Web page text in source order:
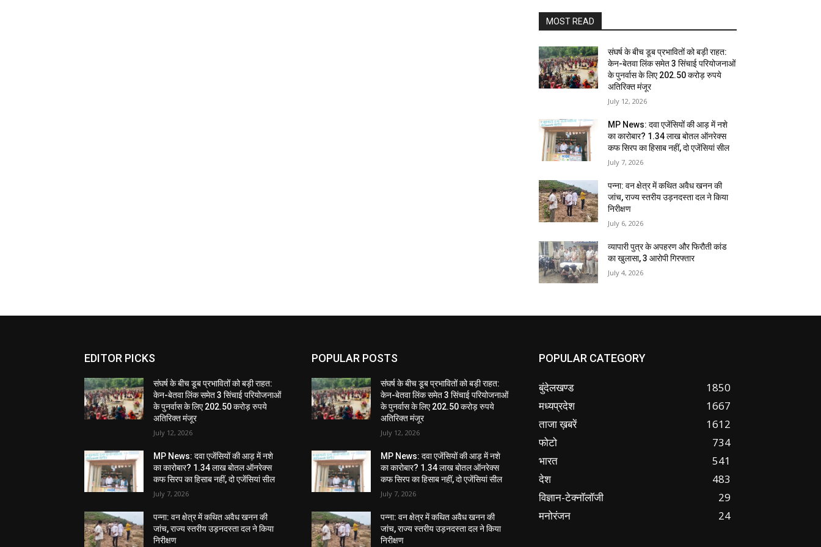
MOST READ
संघर्ष के बीच डूब प्रभावितों को बड़ी राहत:
केन-बेतवा लिंक समेत 3 सिंचाई परियोजनाओं
के पुनर्वास के लिए 202.50 करोड़ रुपये
अतिरिक्त मंजूर
July 12, 2026
MP News: दवा एजेंसियों की आड़ में नशे
का कारोबार? 1.34 लाख बोतल ऑनरेक्स
कफ सिरप का हिसाब नहीं, दो एजेंसियां सील
July 7, 2026
पन्ना: वन क्षेत्र में कथित अवैध खनन की
जांच, राज्य स्तरीय उड़नदस्ता दल ने किया
निरीक्षण
July 6, 2026
व्यापारी पुत्र के अपहरण और फिरौती कांड
का खुलासा, 3 आरोपी गिरफ्तार
July 4, 2026
EDITOR PICKS
संघर्ष के बीच डूब प्रभावितों को बड़ी राहत:
केन-बेतवा लिंक समेत 3 सिंचाई परियोजनाओं
के पुनर्वास के लिए 202.50 करोड़ रुपये
अतिरिक्त मंजूर
July 12, 2026
MP News: दवा एजेंसियों की आड़ में नशे
का कारोबार? 1.34 लाख बोतल ऑनरेक्स
कफ सिरप का हिसाब नहीं, दो एजेंसियां सील
July 7, 2026
पन्ना: वन क्षेत्र में कथित अवैध खनन की
जांच, राज्य स्तरीय उड़नदस्ता दल ने किया
निरीक्षण
POPULAR POSTS
संघर्ष के बीच डूब प्रभावितों को बड़ी राहत:
केन-बेतवा लिंक समेत 3 सिंचाई परियोजनाओं
के पुनर्वास के लिए 202.50 करोड़ रुपये
अतिरिक्त मंजूर
July 12, 2026
MP News: दवा एजेंसियों की आड़ में नशे
का कारोबार? 1.34 लाख बोतल ऑनरेक्स
कफ सिरप का हिसाब नहीं, दो एजेंसियां सील
July 7, 2026
पन्ना: वन क्षेत्र में कथित अवैध खनन की
जांच, राज्य स्तरीय उड़नदस्ता दल ने किया
निरीक्षण
POPULAR CATEGORY
बुंदेलखण्ड
1850
मध्यप्रदेश
1667
ताजा ख़बरें
1612
फोटो
734
भारत
541
देश
483
विज्ञान-टेक्नॉलॉजी
29
मनोरंजन
24